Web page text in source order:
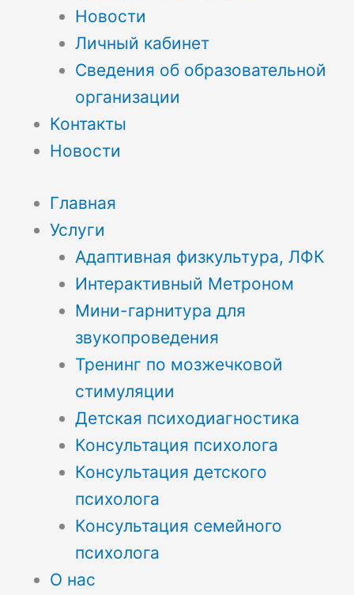
Новости
Личный кабинет
Сведения об образовательной
организации
Контакты
Новости
Главная
Услуги
Адаптивная физкультура, ЛФК
Интерактивный Метроном
Мини-гарнитура для
звукопроведения
Тренинг по мозжечковой
стимуляции
Детская психодиагностика
Консультация психолога
Консультация детского
психолога
Консультация семейного
психолога
О нас